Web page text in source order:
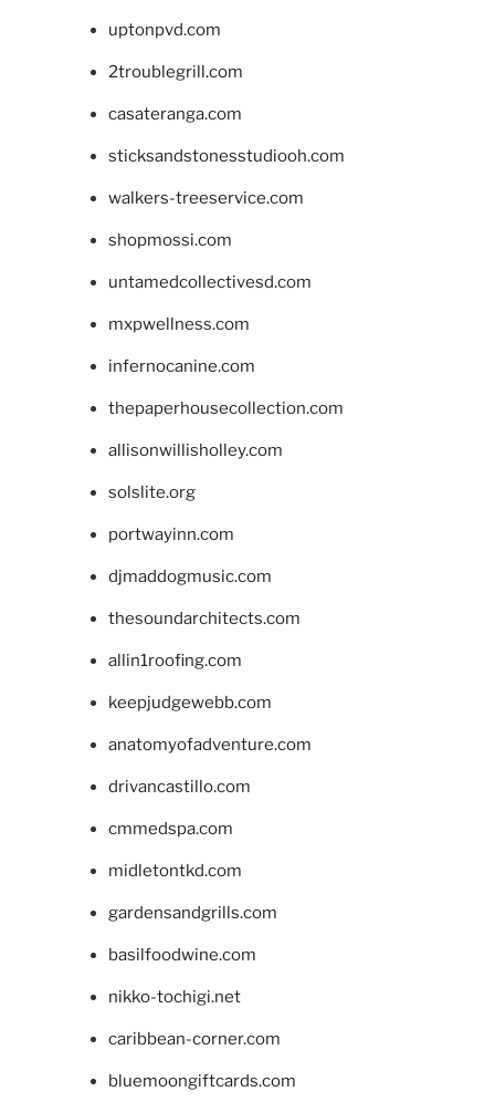
uptonpvd.com
2troublegrill.com
casateranga.com
sticksandstonesstudiooh.com
walkers-treeservice.com
shopmossi.com
untamedcollectivesd.com
mxpwellness.com
infernocanine.com
thepaperhousecollection.com
allisonwillisholley.com
solslite.org
portwayinn.com
djmaddogmusic.com
thesoundarchitects.com
allin1roofing.com
keepjudgewebb.com
anatomyofadventure.com
drivancastillo.com
cmmedspa.com
midletontkd.com
gardensandgrills.com
basilfoodwine.com
nikko-tochigi.net
caribbean-corner.com
bluemoongiftcards.com